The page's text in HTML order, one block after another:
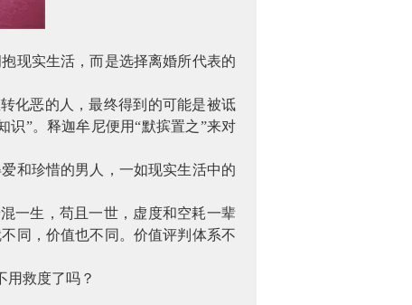
现实生活，而是选择离婚所代表的
化恶的人，最终得到的可能是被诋
识”。释迦牟尼便用“默摈置之”来对
和珍惜的男人，一如现实生活中的
一生，苟且一世，虚度和空耗一辈
同，价值也不同。价值评判体系不
用救度了吗？